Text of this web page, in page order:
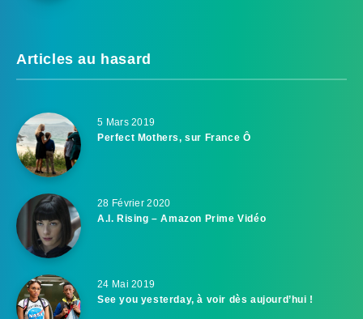
Articles au hasard
5 Mars 2019
Perfect Mothers, sur France Ô
28 Février 2020
A.I. Rising – Amazon Prime Vidéo
24 Mai 2019
See you yesterday, à voir dès aujourd’hui !